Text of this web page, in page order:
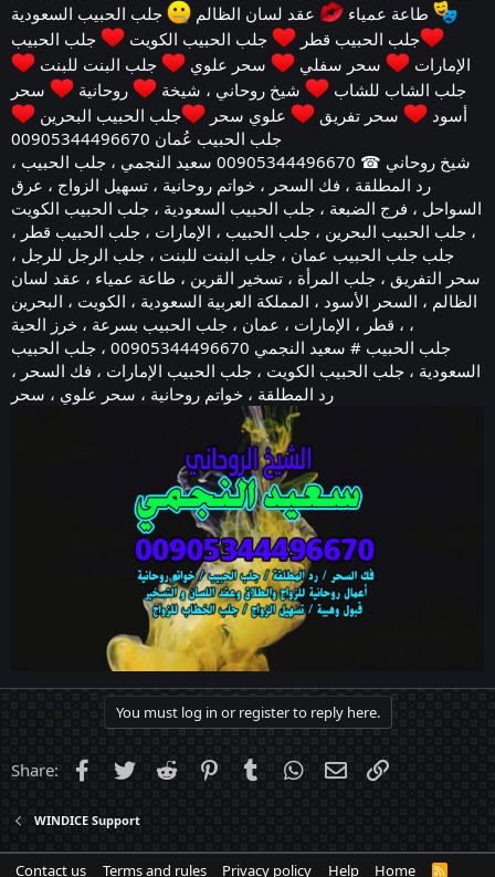
طاعة عمياء
عقد لسان الظالم
جلب الحبيب السعودية
جلب الحبيب قطر
جلب الحبيب الكويت
جلب الحبيب
الإمارات
سحر سفلي سحر علوي
جلب البنت للبنت
جلب الشاب للشاب
شيخ روحاني ، شيخة روحانية
سحر
أسود
سحر تفريق علوي سحر
جلب الحبيب البحرين
جلب الحبيب عُمان 00905344496670
شيخ روحاني ☎ 00905344496670 سعيد النجمي ، جلب الحبيب ،
رد المطلقة ، فك السحر ، خواتم روحانية ، تسهيل الزواج ، عرق
السواحل ، فرج الضبعة ، جلب الحبيب السعودية ، جلب الحبيب الكويت
، جلب الحبيب البحرين ، جلب الحبيب ، الإمارات ، جلب الحبيب قطر ،
جلب جلب الحبيب عمان ، جلب البنت للبنت ، جلب الرجل للرجل ،
سحر التفريق ، جلب المرأة ، تسخير القرين ، طاعة عمياء ، عقد لسان
الظالم ، السحر الأسود ، المملكة العربية السعودية ، الكويت ، البحرين
، قطر ، الإمارات ، عمان ، جلب الحبيب بسرعة ، خرز الحية ،
جلب الحبيب # سعيد النجمي 00905344496670 ، جلب الحبيب
السعودية ، جلب الحبيب الكويت ، جلب الحبيب الإمارات ، فك السحر ،
رد المطلقة ، خواتم روحانية ، سحر علوي ، سحر
You must log in or register to reply here.
Share: Facebook
Twitter Reddit PinterestTumblr WhatsApp
Email
WINDICE Support
Contact us Terms and rules Privacy policy Help Home R